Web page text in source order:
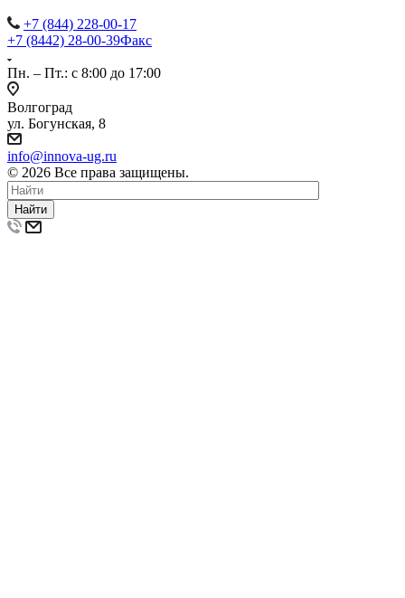
+7 (844) 228-00-17
+7 (8442) 28-00-39Факс
Пн. – Пт.: с 8:00 до 17:00
Волгоград
ул. Богунская, 8
info@innova-ug.ru
© 2026 Все права защищены.
Найти